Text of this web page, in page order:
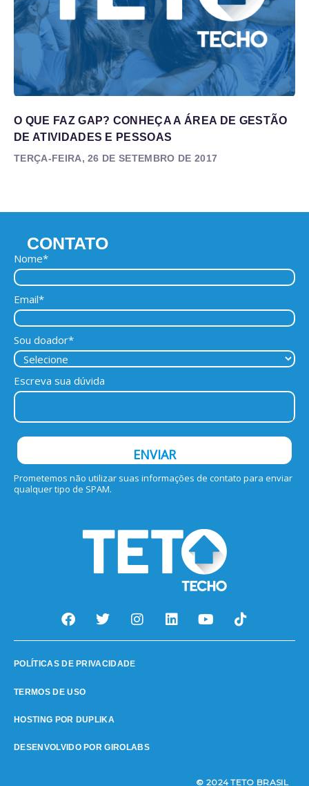
O QUE FAZ GAP? CONHEÇA A ÁREA DE GESTÃO
DE ATIVIDADES E PESSOAS
TERÇA-FEIRA, 26 DE SETEMBRO DE 2017
CONTATO
Nome*
Email*
Sou doador*
Escreva sua dúvida
ENVIAR
Prometemos não utilizar suas informações de contato para enviar
qualquer tipo de SPAM.
POLÍTICAS DE PRIVACIDADE
TERMOS DE USO
HOSTING POR DUPLIKA
DESENVOLVIDO POR GIROLABS
© 2024 TETO BRASIL